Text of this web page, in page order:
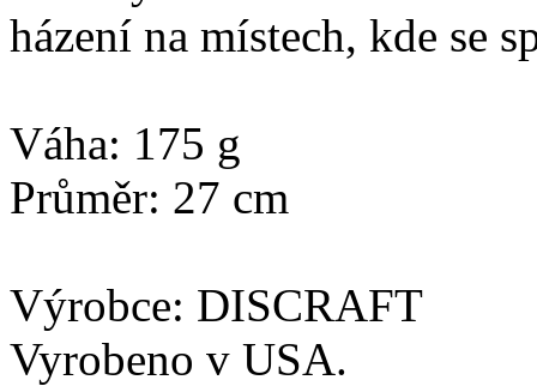
házení na místech, kde se
Váha: 175 g
Průměr: 27 cm
Výrobce: DISCRAFT
Vyrobeno v USA.